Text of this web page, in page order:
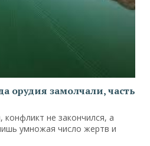
орудия замолчали, часть
конфликт не закончился, а
умножая число жертв и